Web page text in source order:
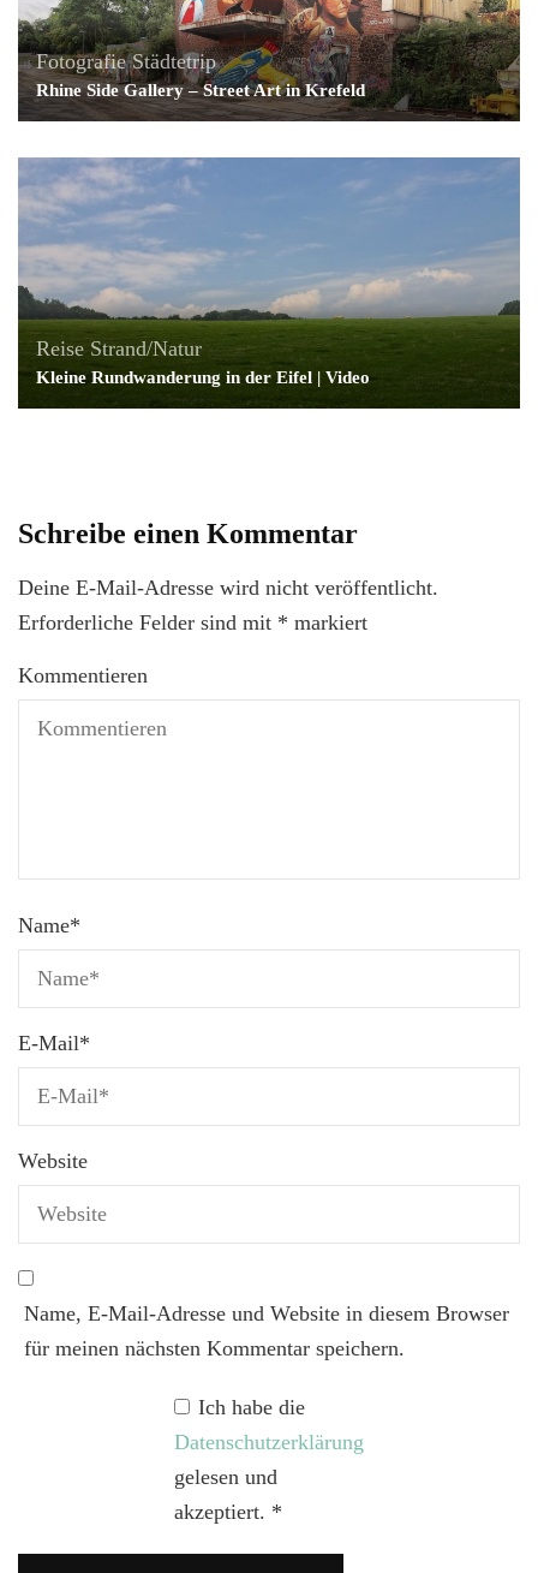
Fotografie Städtetrip
Rhine Side Gallery – Street Art in Krefeld
Reise Strand/Natur
Kleine Rundwanderung in der Eifel | Video
Schreibe einen Kommentar
Deine E-Mail-Adresse wird nicht veröffentlicht.
Erforderliche Felder sind mit * markiert
Kommentieren
Name*
E-Mail*
Website
Name, E-Mail-Adresse und Website in diesem Browser
für meinen nächsten Kommentar speichern.
Ich habe die
Datenschutzerklärung
gelesen und
akzeptiert. *